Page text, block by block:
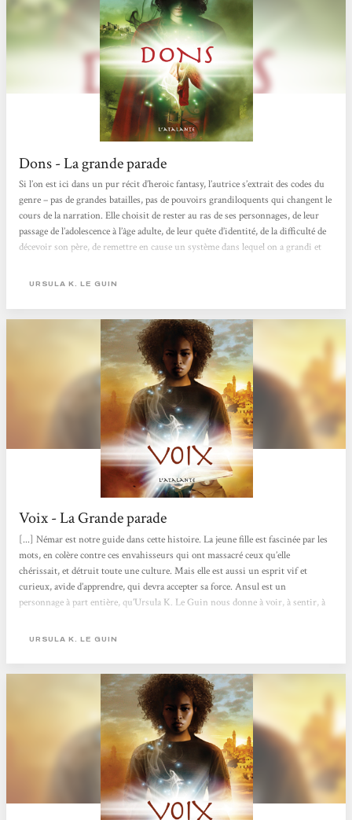
Dons - La grande parade
Si l’on est ici dans un pur récit d’heroic fantasy, l’autrice s’extrait des codes du
genre – pas de grandes batailles, pas de pouvoirs grandiloquents qui changent le
cours de la narration. Elle choisit de rester au ras de ses personnages, de leur
passage de l’adolescence à l’âge adulte, de leur quête d’identité, de la difficulté de
décevoir son père, de remettre en cause un système dans lequel on a grandi et
Gry (qui possède le don de s’adresser aux animaux, mais refuse de s’en servir...
URSULA K. LE GUIN
Voix - La Grande parade
[...] Némar est notre guide dans cette histoire. La jeune fille est fascinée par les
mots, en colère contre ces envahisseurs qui ont massacré ceux qu’elle
chérissait, et détruit toute une culture. Mais elle est aussi un esprit vif et
curieux, avide d’apprendre, qui devra accepter sa force. Ansul est un
personnage à part entière, qu’Ursula K. Le Guin nous donne à voir, à sentir, à
l’obscurantisme et du fanatisme religieux, que l’autrice nous raconte, sans
URSULA K. LE GUIN